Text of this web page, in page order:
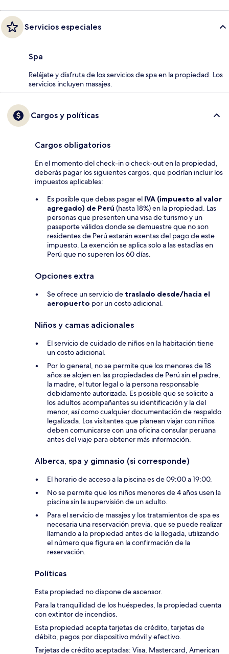
Servicios especiales
Spa
Relájate y disfruta de los servicios de spa en la propiedad. Los
servicios incluyen masajes.
Cargos y políticas
Cargos obligatorios
En el momento del check-in o check-out en la propiedad,
deberás pagar los siguientes cargos, que podrían incluir los
impuestos aplicables:
Es posible que debas pagar el IVA (impuesto al valor
agregado) de Perú (hasta 18%) en la propiedad. Las
personas que presenten una visa de turismo y un
pasaporte válidos donde se demuestre que no son
residentes de Perú estarán exentas del pago de este
impuesto. La exención se aplica solo a las estadías en
Perú que no superen los 60 días.
Opciones extra
Se ofrece un servicio de traslado desde/hacia el
aeropuerto por un costo adicional.
Niños y camas adicionales
El servicio de cuidado de niños en la habitación tiene
un costo adicional.
Por lo general, no se permite que los menores de 18
años se alojen en las propiedades de Perú sin el padre,
la madre, el tutor legal o la persona responsable
debidamente autorizada. Es posible que se solicite a
los adultos acompañantes su identificación y la del
menor, así como cualquier documentación de respaldo
legalizada. Los visitantes que planean viajar con niños
deben comunicarse con una oficina consular peruana
antes del viaje para obtener más información.
Alberca, spa y gimnasio (si corresponde)
El horario de acceso a la piscina es de 09:00 a 19:00.
No se permite que los niños menores de 4 años usen la
piscina sin la supervisión de un adulto.
Para el servicio de masajes y los tratamientos de spa es
necesaria una reservación previa, que se puede realizar
llamando a la propiedad antes de la llegada, utilizando
el número que figura en la confirmación de la
reservación.
Políticas
Esta propiedad no dispone de ascensor.
Para la tranquilidad de los huéspedes, la propiedad cuenta
con extintor de incendios.
Esta propiedad acepta tarjetas de crédito, tarjetas de
débito, pagos por dispositivo móvil y efectivo.
Tarjetas de crédito aceptadas: Visa, Mastercard, American